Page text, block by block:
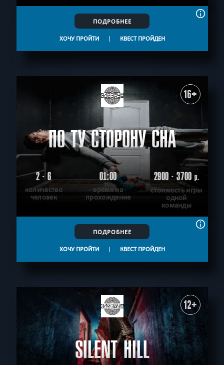
ПОДРОБНЕЕ
ХОЧУ ПРОЙТИ | КВЕСТ ПРОЙДЕН
16+
ПО ТУ СТОРОНУ СНА
2 - 6
количество
человек
01:00
время на
прохождение
2900 - 3700р.
стоимость игры
одной
команды
ПОДРОБНЕЕ
ХОЧУ ПРОЙТИ | КВЕСТ ПРОЙДЕН
12+
SILENT HILL